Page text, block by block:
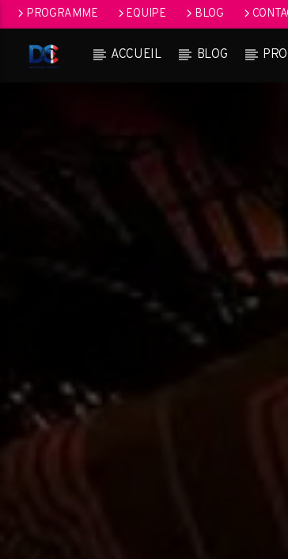
PROGRAMME EQUIPE BLOG
ACCUEIL BLOG